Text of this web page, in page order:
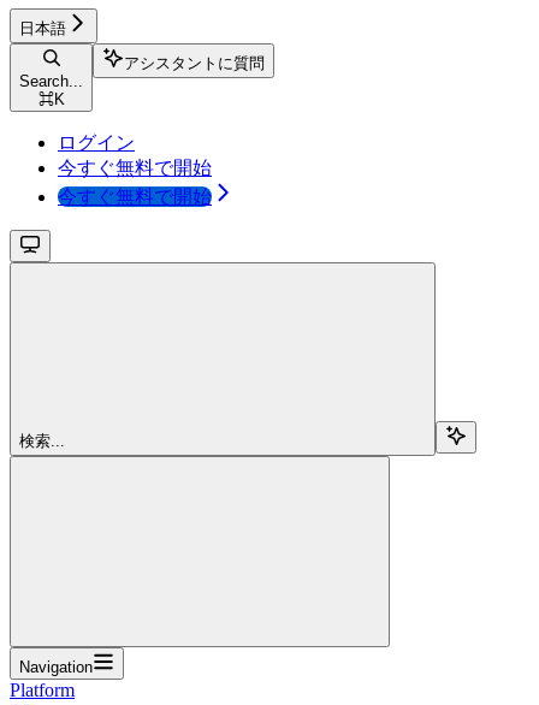
日本語
Search...
⌘K
アシスタントに質問
ログイン
今すぐ無料で開始
今すぐ無料で開始
検索...
Navigation
Platform